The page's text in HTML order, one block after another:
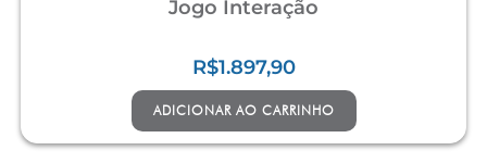
Jogo Interação
R$1.897,90
ADICIONAR AO CARRINHO